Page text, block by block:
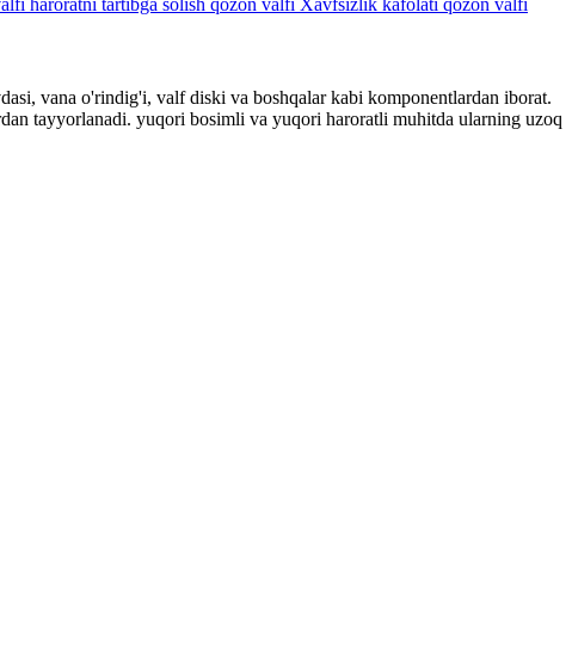
vana o'rindig'i, valf diski va boshqalar kabi komponentlardan iborat.
tayyorlanadi. yuqori bosimli va yuqori haroratli muhitda ularning uzoq